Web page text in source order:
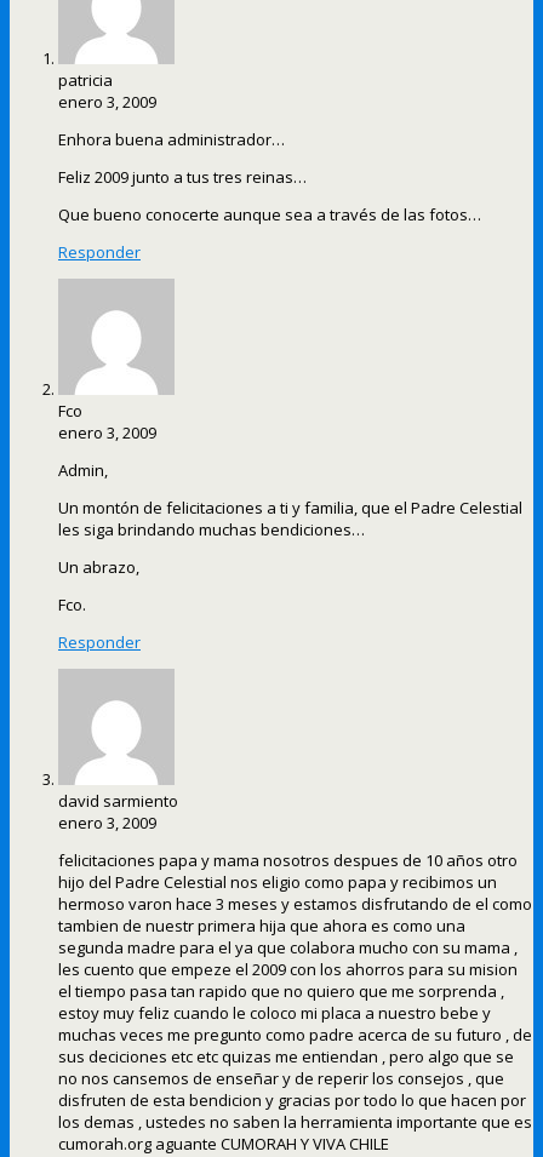
patricia
enero 3, 2009
Enhora buena administrador…
Feliz 2009 junto a tus tres reinas…
Que bueno conocerte aunque sea a través de las fotos…
Responder
Fco
enero 3, 2009
Admin,
Un montón de felicitaciones a ti y familia, que el Padre Celestial
les siga brindando muchas bendiciones…
Un abrazo,
Fco.
Responder
david sarmiento
enero 3, 2009
felicitaciones papa y mama nosotros despues de 10 años otro
hijo del Padre Celestial nos eligio como papa y recibimos un
hermoso varon hace 3 meses y estamos disfrutando de el como
tambien de nuestr primera hija que ahora es como una
segunda madre para el ya que colabora mucho con su mama ,
les cuento que empeze el 2009 con los ahorros para su mision
el tiempo pasa tan rapido que no quiero que me sorprenda ,
estoy muy feliz cuando le coloco mi placa a nuestro bebe y
muchas veces me pregunto como padre acerca de su futuro , de
sus deciciones etc etc quizas me entiendan , pero algo que se
no nos cansemos de enseñar y de reperir los consejos , que
disfruten de esta bendicion y gracias por todo lo que hacen por
los demas , ustedes no saben la herramienta importante que es
cumorah.org aguante CUMORAH Y VIVA CHILE